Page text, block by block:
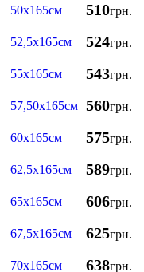
50х165см 510грн.
52,5х165см 524грн.
55х165см 543грн.
57,50х165см 560грн.
60х165см 575грн.
62,5х165см 589грн.
65х165см 606грн.
67,5х165см 625грн.
70х165см 638грн.